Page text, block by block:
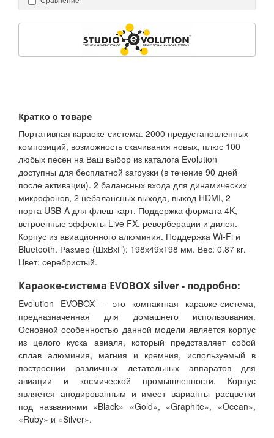
Кратко о товаре
Портативная караоке-система. 2000 предустановленных
композиций, возможность скачивания новых, плюс 100
любых песен на Ваш выбор из каталога Evolution
доступны для бесплатной загрузки (в течение 90 дней
после активации). 2 балансных входа для динамических
микрофонов, 2 небалансных выхода, выход HDMI, 2
порта USB-A для флеш-карт. Поддержка формата 4K,
встроенные эффекты Live FX, реверберации и дилея.
Корпус из авиационного алюминия. Поддержка Wi-Fi и
Bluetooth. Размер (ШхВхГ): 198х49х198 мм. Вес: 0.87 кг.
Цвет: серебристый.
Караоке-система EVOBOX silver - подробно:
Evolution EVOBOX – это компактная караоке-система,
предназначенная для домашнего использования.
Основной особенностью данной модели является корпус
из целого куска авиаля, который представляет собой
сплав алюминия, магния и кремния, используемый в
построении различных летательных аппаратов для
авиации и космической промышленности. Корпус
является анодированным и имеет варианты расцветки
под названиями «Black» «Gold», «Graphite», «Ocean»,
«Ruby» и «Silver».